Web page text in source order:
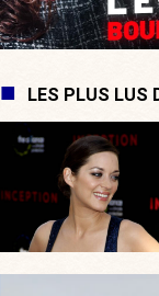
LES PLUS LUS